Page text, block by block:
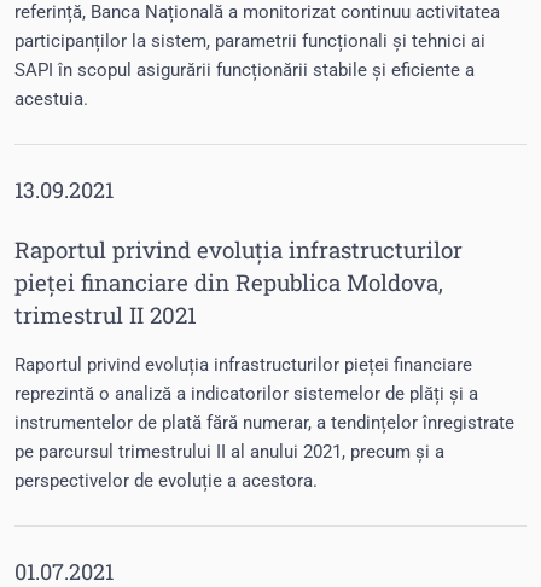
referință, Banca Națională a monitorizat continuu activitatea
participanților la sistem, parametrii funcționali și tehnici ai
SAPI în scopul asigurării funcționării stabile și eficiente a
acestuia.
13.09.2021
Raportul privind evoluția infrastructurilor
pieței financiare din Republica Moldova,
trimestrul II 2021
Raportul privind evoluția infrastructurilor pieței financiare
reprezintă o analiză a indicatorilor sistemelor de plăți și a
instrumentelor de plată fără numerar, a tendințelor înregistrate
pe parcursul trimestrului II al anului 2021, precum și a
perspectivelor de evoluție a acestora.
01.07.2021